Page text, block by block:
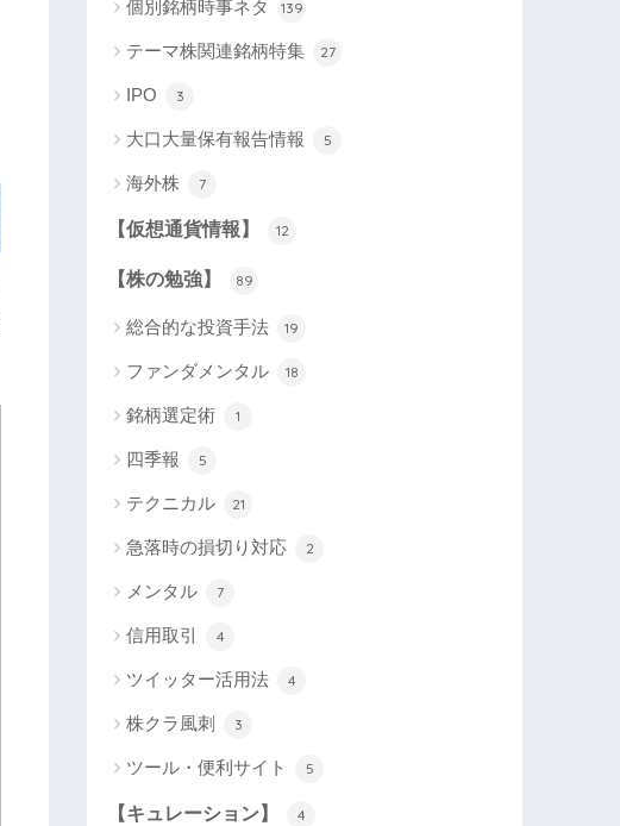
個別銘柄時事ネタ 139
テーマ株関連銘柄特集 27
IPO 3
大口大量保有報告情報 5
海外株 7
【仮想通貨情報】 12
【株の勉強】 89
総合的な投資手法 19
ファンダメンタル 18
銘柄選定術 1
四季報 5
テクニカル 21
急落時の損切り対応 2
メンタル 7
信用取引 4
ツイッター活用法 4
株クラ風刺 3
ツール・便利サイト 5
【キュレーション】 4